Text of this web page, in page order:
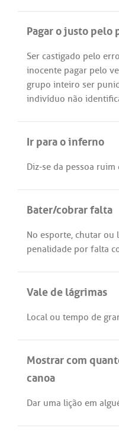
Pagar o justo pelo
Ser castigado pelo erro
inocente pagar pelo
grupo inteiro ser
indivíduo não
Ir para o inferno
Diz-se da pessoa ruim
Bater/cobrar falta
No esporte, chutar ou
penalidade por falta
Vale de lágrimas
Local ou tempo de
Mostrar com
canoa
Dar uma lição em